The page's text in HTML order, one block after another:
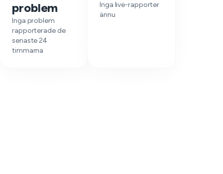
problem
Inga problem
rapporterade de
senaste 24
timmarna
Inga live-rapporter
ännu